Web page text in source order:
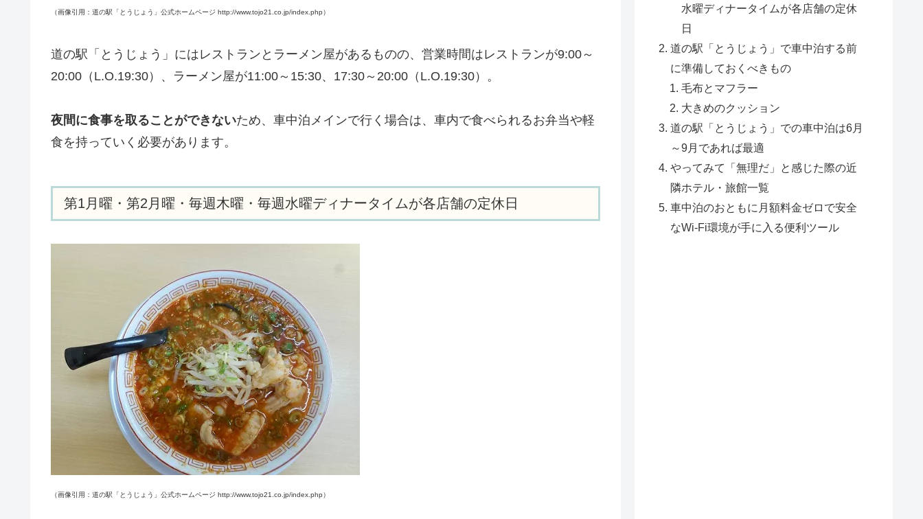
（画像引用：道の駅「とうじょう」公式ホームページ http://www.tojo21.co.jp/index.php）
道の駅「とうじょう」にはレストランとラーメン屋があるものの、営業時間はレストランが9:00～
20:00（L.O.19:30）、ラーメン屋が11:00～15:30、17:30～20:00（L.O.19:30）。
夜間に食事を取ることができないため、車中泊メインで行く場合は、車内で食べられるお弁当や軽
食を持っていく必要があります。
第1月曜・第2月曜・毎週木曜・毎週水曜ディナータイムが各店舗の定休日
（画像引用：道の駅「とうじょう」公式ホームページ http://www.tojo21.co.jp/index.php）
水曜ディナータイムが各店舗の定休
日
道の駅「とうじょう」で車中泊する前
に準備しておくべきもの
毛布とマフラー
大きめのクッション
道の駅「とうじょう」での車中泊は6月
～9月であれば最適
やってみて「無理だ」と感じた際の近
隣ホテル・旅館一覧
車中泊のおともに月額料金ゼロで安全
なWi-Fi環境が手に入る便利ツール